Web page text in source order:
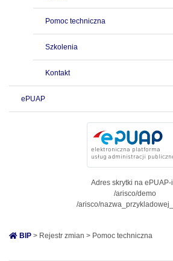
Pomoc techniczna
Szkolenia
Kontakt
ePUAP
Adres skrytki na ePUAP-
/arisco/demo
/arisco/
BIP > Rejestr zmian > Pomoc techniczna